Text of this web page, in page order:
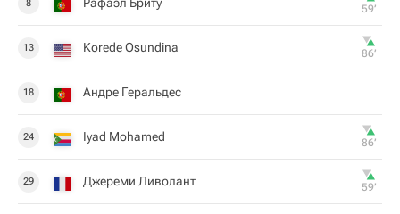
8 59‎’‎
13 Korede Osundina 86‎’‎
18 Андре Геральдес
24 Iyad Mohamed 86‎’‎
29 Джереми Ливолант 59‎’‎